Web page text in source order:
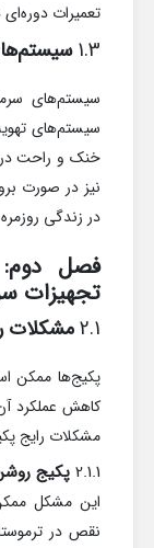
تعمیرات دوره‌ای
1.3
سیستم‌های
سیستم‌های
خنک و راحت در
نیز در صورت
در زندگی
فصل
تجهیزات
2.1مشکلات
پکیج‌ها ممکن
کاهش عملکرد
مشکلات رایج
2.1.1 پکیج
این مشکل
نقص در